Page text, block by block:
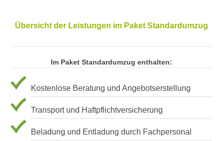
Übersicht der Leistungen im Paket Standardumzug
Im Paket Standardumzug enthalten:
Kostenlose Beratung und Angebotserstellung
Transport und Haftpflichtversicherung
Beladung und Entladung durch Fachpersonal